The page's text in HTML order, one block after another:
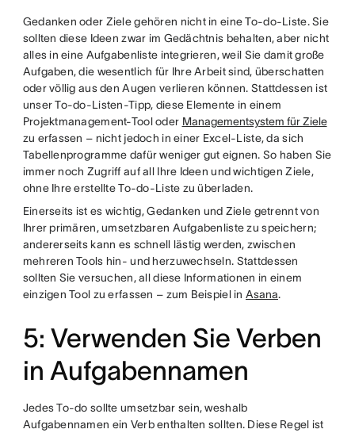
Gedanken oder Ziele gehören nicht in eine To-do-Liste. Sie
sollten diese Ideen zwar im Gedächtnis behalten, aber nicht
alles in eine Aufgabenliste integrieren, weil Sie damit große
Aufgaben, die wesentlich für Ihre Arbeit sind, überschatten
oder völlig aus den Augen verlieren können. Stattdessen ist
unser To-do-Listen-Tipp, diese Elemente in einem
Projektmanagement-Tool oder Managementsystem für Ziele
zu erfassen – nicht jedoch in einer Excel-Liste, da sich
Tabellenprogramme dafür weniger gut eignen. So haben Sie
immer noch Zugriff auf all Ihre Ideen und wichtigen Ziele,
ohne Ihre erstellte To-do-Liste zu überladen.
Einerseits ist es wichtig, Gedanken und Ziele getrennt von
Ihrer primären, umsetzbaren Aufgabenliste zu speichern;
andererseits kann es schnell lästig werden, zwischen
mehreren Tools hin- und herzuwechseln. Stattdessen
sollten Sie versuchen, all diese Informationen in einem
einzigen Tool zu erfassen – zum Beispiel in Asana.
5: Verwenden Sie Verben
in Aufgabennamen
Jedes To-do sollte umsetzbar sein, weshalb
Aufgabennamen ein Verb enthalten sollten. Diese Regel ist